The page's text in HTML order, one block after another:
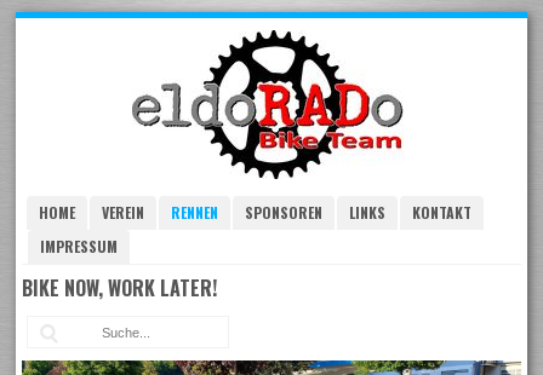
HOME VEREIN RENNEN SPONSOREN LINKS
KONTAKT
IMPRESSUM
BIKE NOW, WORK LATER!